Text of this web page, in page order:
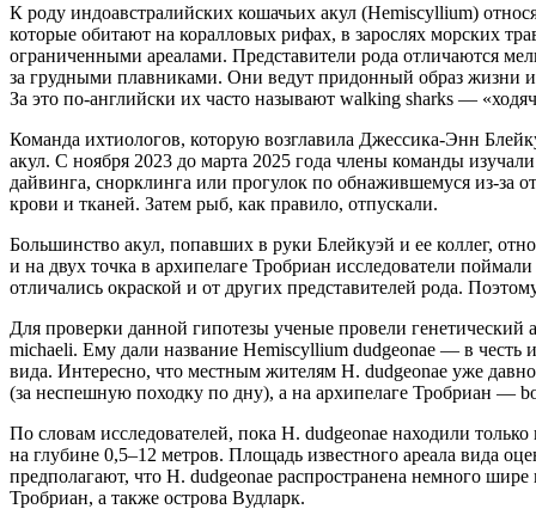
К роду индоавстралийских кошачьих акул (Hemiscyllium)
которые обитают на коралловых рифах, в зарослях морских
ограниченными ареалами. Представители рода отличаются
за грудными плавниками. Они ведут придонный образ жизни и
За это по-английски их часто называют walking sharks —
Команда ихтиологов, которую возглавила Джессика-Энн
акул. С ноября 2023 до марта 2025 года члены команды
дайвинга, снорклинга или прогулок по обнажившемуся из-за
крови и тканей. Затем рыб, как правило, отпускали.
Большинство акул, попавших в руки Блейкуэй и ее коллег,
и на двух точка в архипелаге Тробриан исследователи
отличались окраской и от других представителей рода.
Для проверки данной гипотезы ученые провели
michaeli. Ему дали название Hemiscyllium dudgeonae — в честь
вида. Интересно, что местным жителям H. dudgeonae уже
(за неспешную походку по дну), а на архипелаге Тробриан —
По словам исследователей, пока H. dudgeonae находили
на глубине 0,5–12 метров. Площадь известного ареала вида
предполагают, что H. dudgeonae распространена немного
Тробриан, а также острова Вудларк.